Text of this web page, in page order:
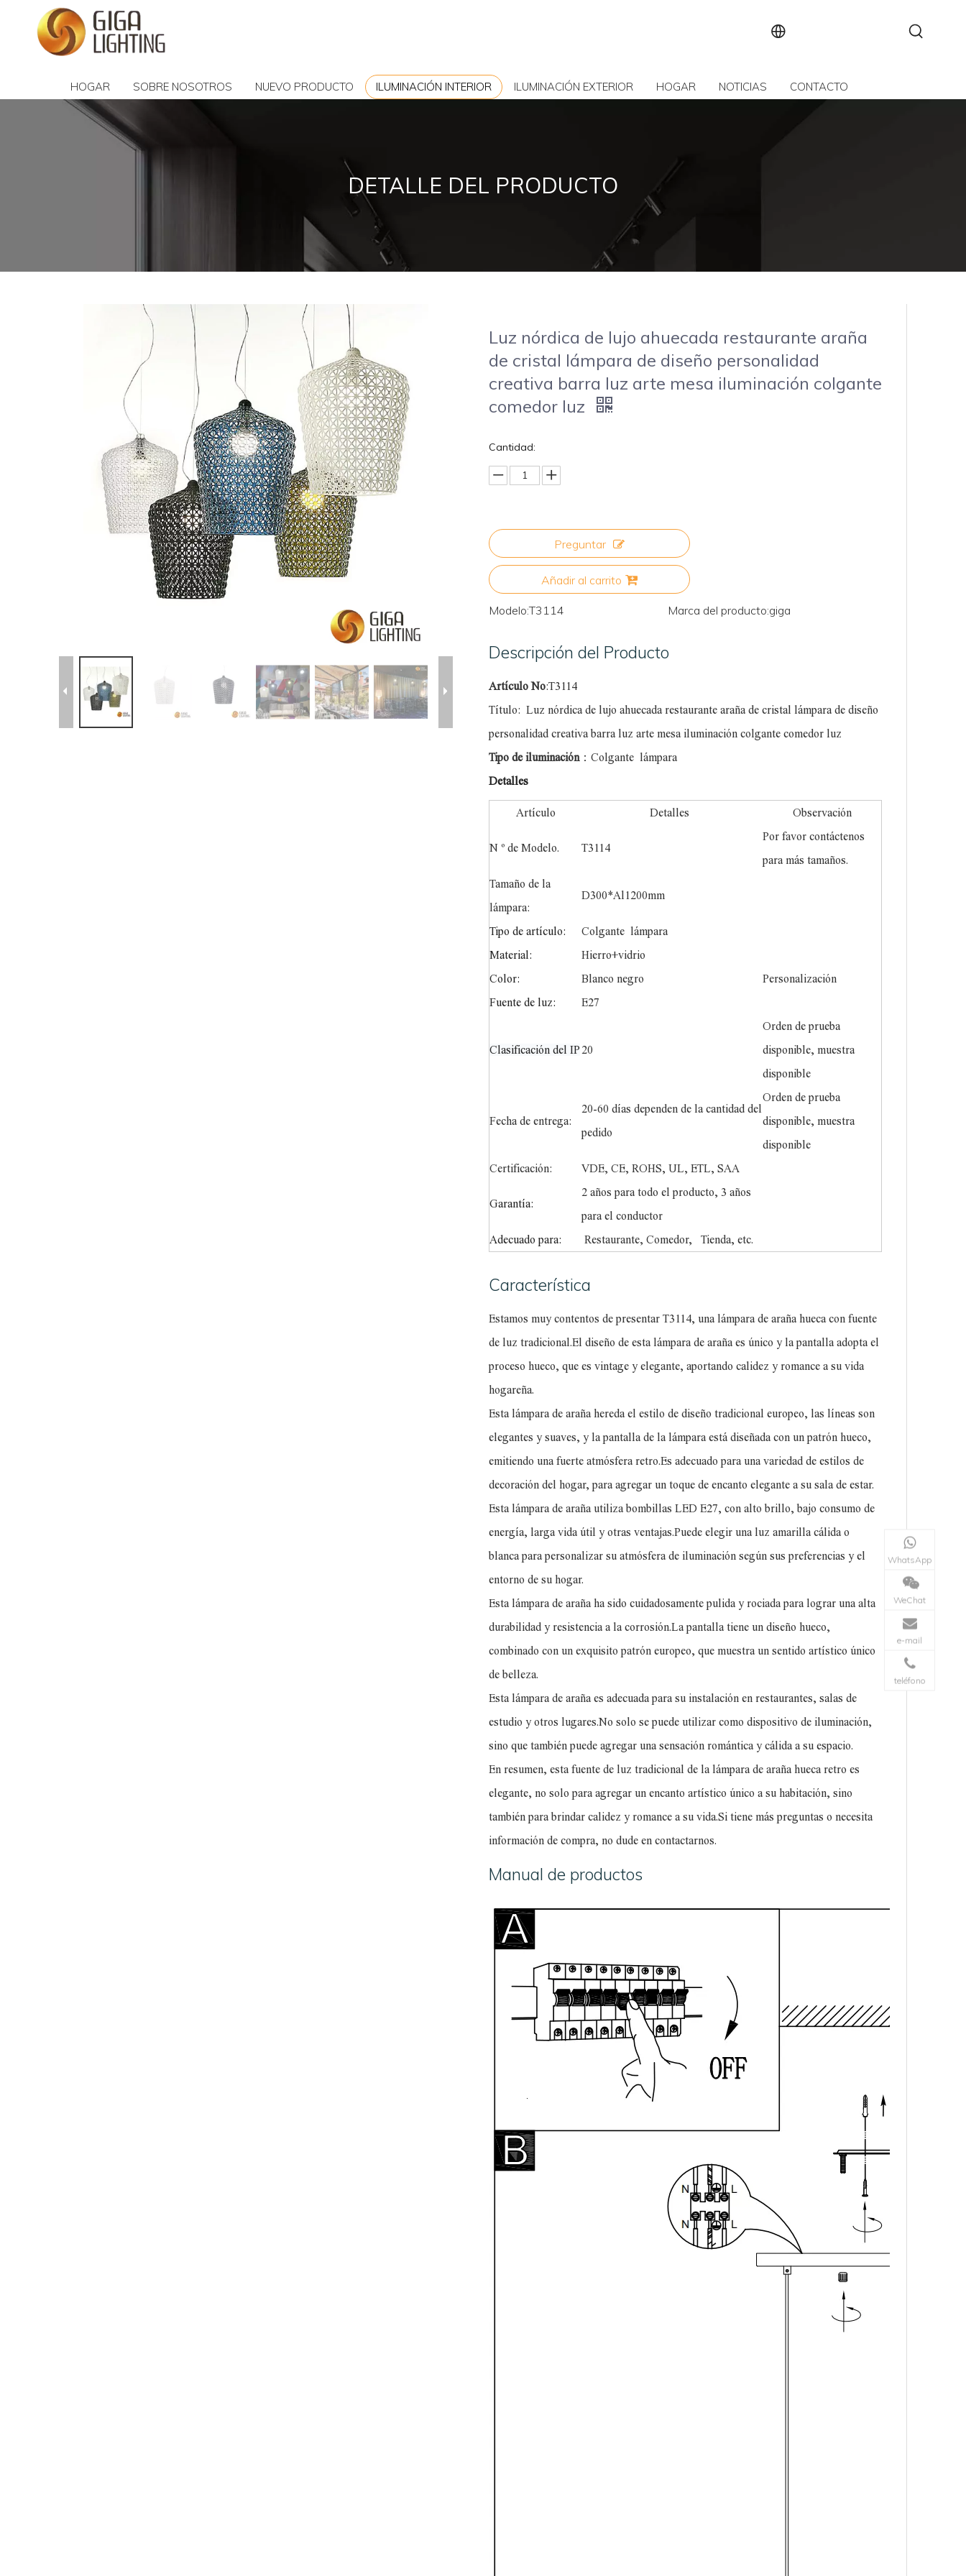
HOGAR SOBRE NOSOTROS NUEVO PRODUCTO ILUMINACIÓN INTERIOR ILUMINACIÓN EXTERIOR HOGAR NOTICIAS CONTACTO
DETALLE DEL PRODUCTO
Luz nórdica de lujo ahuecada restaurante araña
de cristal lámpara de diseño personalidad
creativa barra luz arte mesa iluminación colgante
comedor luz
Cantidad:
Preguntar
Añadir al carrito
Modelo:T3114 Marca del producto:giga
Descripción del Producto
Artículo No:T3114
Título: Luz nórdica de lujo ahuecada restaurante araña de cristal lámpara de diseño
personalidad creativa barra luz arte mesa iluminación colgante comedor luz
Tipo de iluminación ：Colgante lámpara
Detalles
Artículo Detalles Observación
N º de Modelo. T3114
Por favor contáctenos
para más tamaños.
Tamaño de la
lámpara:
D300*Al1200mm
Tipo de artículo: Colgante lámpara
Material:
Hierro+vidrio
Color:
Blanco negro
Personalización
Fuente de luz:
E27
Clasificación del IP 20
Orden de prueba
disponible, muestra
disponible
Fecha de entrega:
20-60 días dependen de la cantidad del
pedido
Orden de prueba
disponible, muestra
disponible
Certificación:
VDE, CE, ROHS, UL, ETL, SAA
Garantía:
2 años para todo el producto, 3 años
para el conductor
Adecuado para:
Restaurante, Comedor, Tienda, etc.
Característica
Estamos muy contentos de presentar T3114, una lámpara de araña hueca con fuente
de luz tradicional.El diseño de esta lámpara de araña es único y la pantalla adopta el
proceso hueco, que es vintage y elegante, aportando calidez y romance a su vida
hogareña.
Esta lámpara de araña hereda el estilo de diseño tradicional europeo, las líneas son
elegantes y suaves, y la pantalla de la lámpara está diseñada con un patrón hueco,
emitiendo una fuerte atmósfera retro.Es adecuado para una variedad de estilos de
decoración del hogar, para agregar un toque de encanto elegante a su sala de estar.
Esta lámpara de araña utiliza bombillas LED E27, con alto brillo, bajo consumo de
energía, larga vida útil y otras ventajas.Puede elegir una luz amarilla cálida o
blanca para personalizar su atmósfera de iluminación según sus preferencias y el
entorno de su hogar.
Esta lámpara de araña ha sido cuidadosamente pulida y rociada para lograr una alta
durabilidad y resistencia a la corrosión.La pantalla tiene un diseño hueco,
combinado con un exquisito patrón europeo, que muestra un sentido artístico único
de belleza.
Esta lámpara de araña es adecuada para su instalación en restaurantes, salas de
estudio y otros lugares.No solo se puede utilizar como dispositivo de iluminación,
sino que también puede agregar una sensación romántica y cálida a su espacio.
En resumen, esta fuente de luz tradicional de la lámpara de araña hueca retro es
elegante, no solo para agregar un encanto artístico único a su habitación, sino
también para brindar calidez y romance a su vida.Si tiene más preguntas o necesita
información de compra, no dude en contactarnos.
Manual de productos
WhatsApp
WeChat
e-mail
teléfono